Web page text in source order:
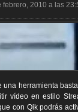
febrero, 2010 a las
una herramienta
vídeo en estilo
con Qik podrás